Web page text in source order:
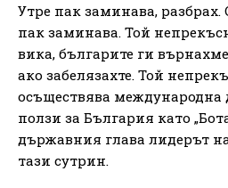
Утре пак заминава,
пак заминава. Той
вика, българите ги
ако забелязахте. Той
осъществява международна
ползи за България като
държавния глава лидерът
тази сутрин.